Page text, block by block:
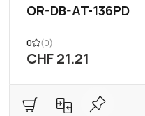
OR-DB-AT-136PD
0 (0)
CHF 21.21